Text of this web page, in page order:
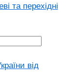
та перехідні
від